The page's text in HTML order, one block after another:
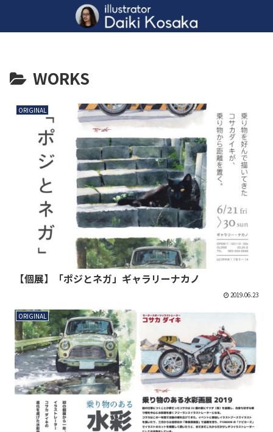
WORKS
ORIGINAL
【個展】「ポジとネガ」ギャラリーナカノ
2019.06.23
ORIGINAL